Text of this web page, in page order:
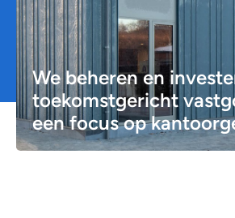
We beheren en
toekomstgericht
een focus op